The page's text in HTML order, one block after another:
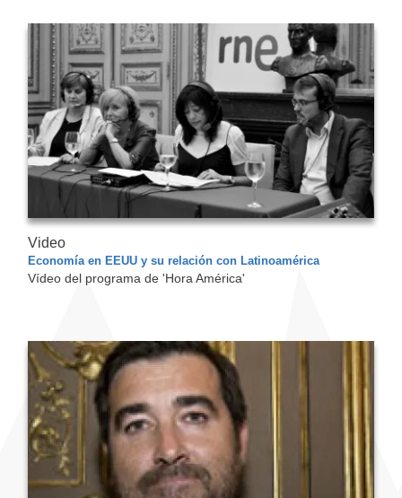
Video
Economía en EEUU y su relación con Latinoamérica
Vídeo del programa de 'Hora América'